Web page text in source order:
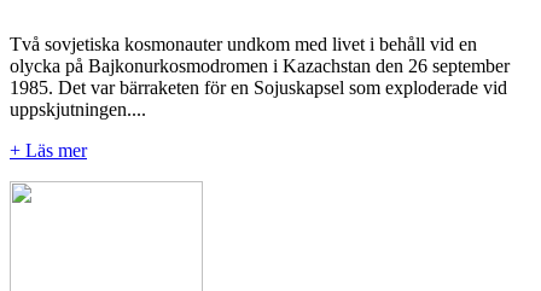
Två sovjetiska kosmonauter undkom med livet i behåll vid en
olycka på Bajkonurkosmodromen i Kazachstan den 26 september
1985. Det var bärraketen för en Sojuskapsel som exploderade vid
uppskjutningen....
+ Läs mer